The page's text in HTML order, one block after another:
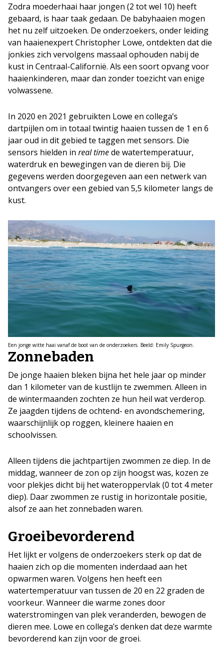
Zodra moederhaai haar jongen (2 tot wel 10) heeft
gebaard, is haar taak gedaan. De babyhaaien mogen
het nu zelf uitzoeken. De onderzoekers, onder leiding
van haaienexpert Christopher Lowe, ontdekten dat die
jonkies zich vervolgens massaal ophouden nabij de
kust in Centraal-Californië. Als een soort opvang voor
haaienkinderen, maar dan zonder toezicht van enige
volwassene.
In 2020 en 2021 gebruikten Lowe en collega’s
dartpijlen om in totaal twintig haaien tussen de 1 en 6
jaar oud in dit gebied te taggen met sensors. Die
sensors hielden in real timede watertemperatuur,
waterdruk en bewegingen van de dieren bij. Die
gegevens werden doorgegeven aan een netwerk van
ontvangers over een gebied van 5,5 kilometer langs de
kust.
Een jonge witte haai vanaf de boot van de onderzoekers. Beeld: Emily Spurgeon.
Zonnebaden
De jonge haaien bleken bijna het hele jaar op minder
dan 1 kilometer van de kustlijn te zwemmen. Alleen in
de wintermaanden zochten ze hun heil wat verderop.
Ze jaagden tijdens de ochtend- en avondschemering,
waarschijnlijk op roggen, kleinere haaien en
schoolvissen.
Alleen tijdens die jachtpartijen zwommen ze diep. In de
middag, wanneer de zon op zijn hoogst was, kozen ze
voor plekjes dicht bij het wateroppervlak (0 tot 4 meter
diep). Daar zwommen ze rustig in horizontale positie,
alsof ze aan het zonnebaden waren.
Groeibevorderend
Het lijkt er volgens de onderzoekers sterk op dat de
haaien zich op die momenten inderdaad aan het
opwarmen waren. Volgens hen heeft een
watertemperatuur van tussen de 20 en 22 graden de
voorkeur. Wanneer die warme zones door
waterstromingen van plek veranderden, bewogen de
dieren mee. Lowe en collega’s denken dat deze warmte
bevorderend kan zijn voor de groei.